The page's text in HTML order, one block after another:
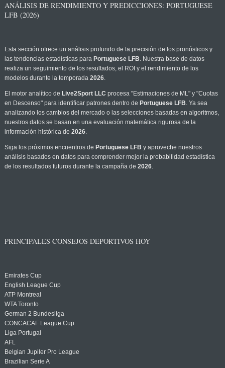
ANÁLISIS DE RENDIMIENTO Y PREDICCIONES: PORTUGUESE
LFB (2026)
Esta sección ofrece un análisis profundo de la precisión de los pronósticos y
las tendencias estadísticas para Portuguese LFB. Nuestra base de datos
realiza un seguimiento de los resultados, el ROI y el rendimiento de los
modelos durante la temporada 2026.
El motor analítico de Live2Sport LLC procesa "Estimaciones de ML" y "Cuotas
en Descenso" para identificar patrones dentro de Portuguese LFB. Ya sea
analizando los cambios del mercado o las selecciones basadas en algoritmos,
nuestros datos se basan en una evaluación matemática rigurosa de la
información histórica de 2026.
Siga los próximos encuentros de Portuguese LFB y aproveche nuestros
análisis basados en datos para comprender mejor la probabilidad estadística
de los resultados futuros durante la campaña de 2026.
PRINCIPALES CONSEJOS DEPORTIVOS HOY
Emirates Cup
English League Cup
ATP Montreal
WTA Toronto
German 2 Bundesliga
CONCACAF League Cup
Liga Portugal
AFL
Belgian Jupiler Pro League
Brazilian Serie A